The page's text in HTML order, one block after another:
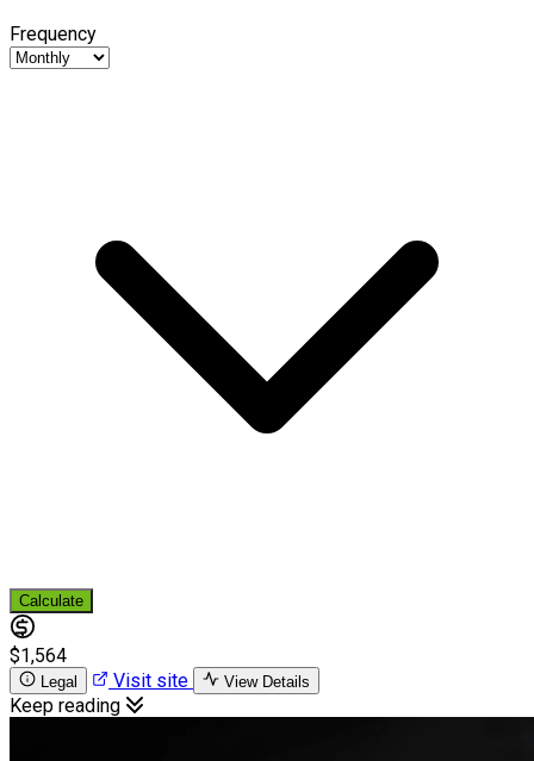
Frequency
Calculate
$1,564
Legal Visit site View Details
Keep reading